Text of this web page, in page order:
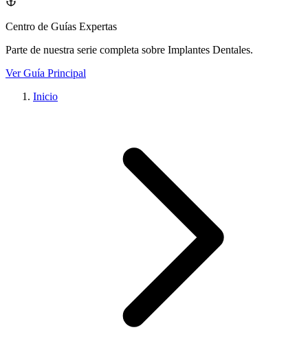
Centro de Guías Expertas
Parte de nuestra serie completa sobre Implantes Dentales.
Ver Guía Principal
Inicio